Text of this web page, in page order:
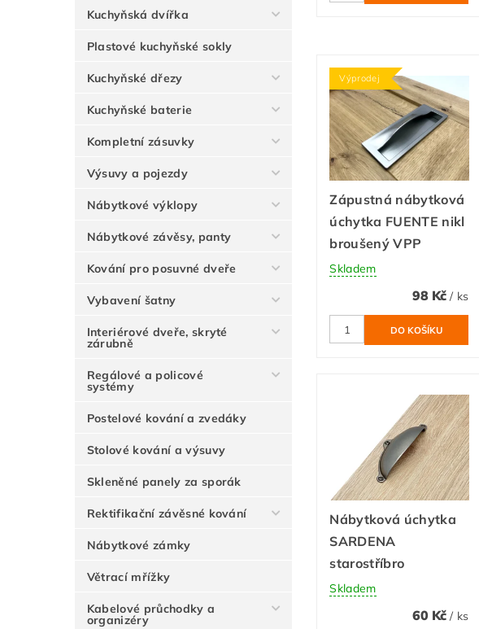
Kuchyňská dvířka
Plastové kuchyňské sokly
Kuchyňské dřezy
Kuchyňské baterie
Kompletní zásuvky
Výsuvy a pojezdy
Nábytkové výklopy
Nábytkové závěsy, panty
Kování pro posuvné dveře
Vybavení šatny
Interiérové dveře, skryté
zárubně
Regálové a policové
systémy
Postelové kování a zvedáky
Stolové kování a výsuvy
Skleněné panely za sporák
Rektifikační závěsné kování
Nábytkové zámky
Větrací mřížky
Kabelové průchodky a
organizéry
Výprodej
Zápustná nábytková
úchytka FUENTE nikl
broušený VPP
Skladem
98 Kč/ ks
Nábytková úchytka
SARDENA
starostříbro
Skladem
60 Kč/ ks